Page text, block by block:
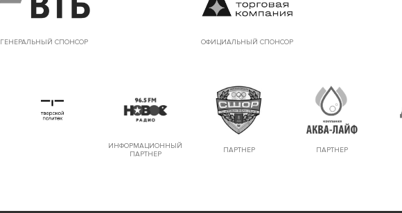
ГЕНЕРАЛЬНЫЙ СПОНСОР ОФИЦИАЛЬНЫЙ СПОНСОР
ИНФОРМАЦИОННЫЙ
ПАРТНЕР
ПАРТНЕР ПАРТНЕР